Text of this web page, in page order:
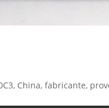
China, fabricante,